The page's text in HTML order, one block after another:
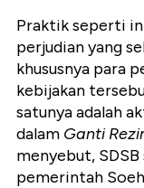
Praktik seperti
perjudian yang
khususnya para
kebijakan
satunya adalah
dalam Ganti
menyebut,
pemerintah